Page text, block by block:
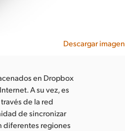
Descargar imagen
en Dropbox
A su vez, es
de la red
de sincronizar
diferentes regiones